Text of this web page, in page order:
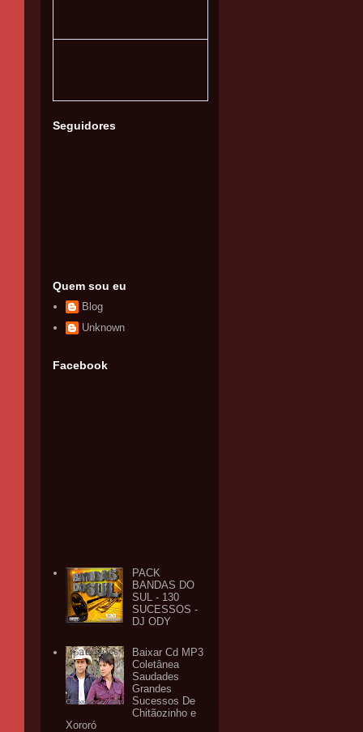
Seguidores
Quem sou eu
Blog
Unknown
Facebook
PACK
BANDAS DO
SUL - 130
SUCESSOS -
DJ ODY
Baixar Cd MP3
Coletânea
Saudades
Grandes
Sucessos De
Chitãozinho e
Xororó